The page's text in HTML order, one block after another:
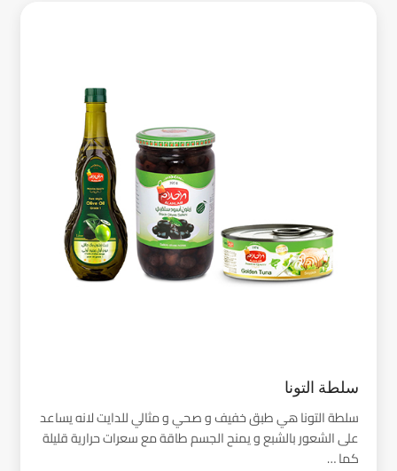
سلطة التونا
سلطة التونا هي طبق خفيف و صحي و مثالي للدايت لانه يساعد
على الشعور بالشبع و يمنح الجسم طاقة مع سعرات حرارية قليلة
كما …